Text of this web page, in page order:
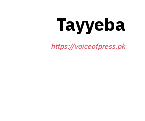
Tayyeba
https://voiceofpress.pk